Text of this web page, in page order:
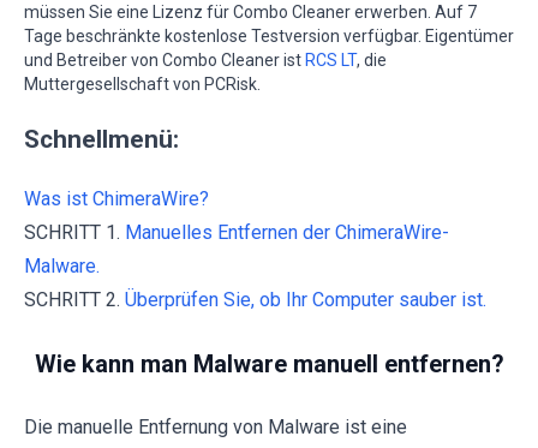
müssen Sie eine Lizenz für Combo Cleaner erwerben. Auf 7
Tage beschränkte kostenlose Testversion verfügbar. Eigentümer
und Betreiber von Combo Cleaner ist RCS LT, die
Muttergesellschaft von PCRisk.
Schnellmenü:
Was ist ChimeraWire?
SCHRITT 1. Manuelles Entfernen der ChimeraWire-
Malware.
SCHRITT 2. Überprüfen Sie, ob Ihr Computer sauber ist.
Wie kann man Malware manuell entfernen?
Die manuelle Entfernung von Malware ist eine